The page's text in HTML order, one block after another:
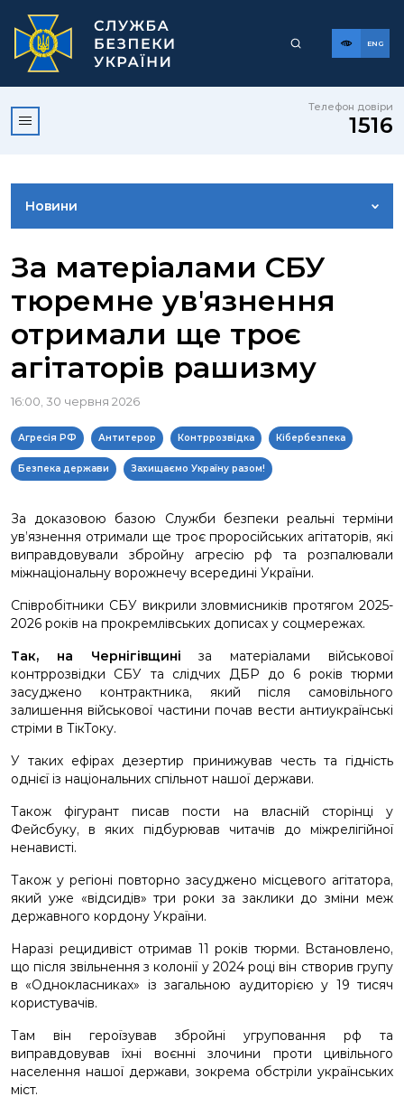
ENG
Телефон довіри
1516
Новини
ВІДЕОГАЛЕРЕЯ
КОНТАКТИ ПРЕСЦЕНТРУ
За матеріалами СБУ
тюремне увʼязнення
отримали ще троє
агітаторів рашизму
16:00, 30 червня 2026
Агресія РФ Антитерор Контррозвідка Кібербезпека
Безпека держави Захищаємо Україну разом!
За доказовою базою Служби безпеки реальні терміни
ув’язнення отримали ще троє проросійських агітаторів, які
виправдовували збройну агресію рф та розпалювали
міжнаціональну ворожнечу всередині України.
Співробітники СБУ викрили зловмисників протягом 2025-
2026 років на прокремлівських дописах у соцмережах.
Так, на Чернігівщині за матеріалами військової
контррозвідки СБУ та слідчих ДБР до 6 років тюрми
засуджено контрактника, який після самовільного
залишення військової частини почав вести антиукраїнські
стріми в ТікТоку.
У таких ефірах дезертир принижував честь та гідність
однієї із національних спільнот нашої держави.
Також фігурант писав пости на власній сторінці у
Фейсбуку, в яких підбурював читачів до міжрелігійної
ненависті.
Також у регіоні повторно засуджено місцевого агітатора,
який уже «відсидів» три роки за заклики до зміни меж
державного кордону України.
Наразі рецидивіст отримав 11 років тюрми. Встановлено,
що після звільнення з колонії у 2024 році він створив групу
в «Однокласниках» із загальною аудиторією у 19 тисяч
користувачів.
Там він героїзував збройні угруповання рф та
виправдовував їхні воєнні злочини проти цивільного
населення нашої держави, зокрема обстріли українських
міст.